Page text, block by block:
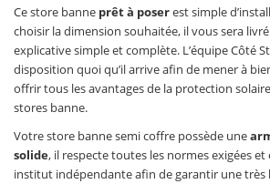
Ce store banne prêt à poserest simple
choisir la dimension souhaitée, il vous sera
explicative simple et complète. L’équipe Côté
disposition quoi qu’il arrive afin de mener à
offrir tous les avantages de la protection
stores banne.
Votre store banne semi coffre possède une
solide, il respecte toutes les normes exigées
institut indépendante afin de garantir une très